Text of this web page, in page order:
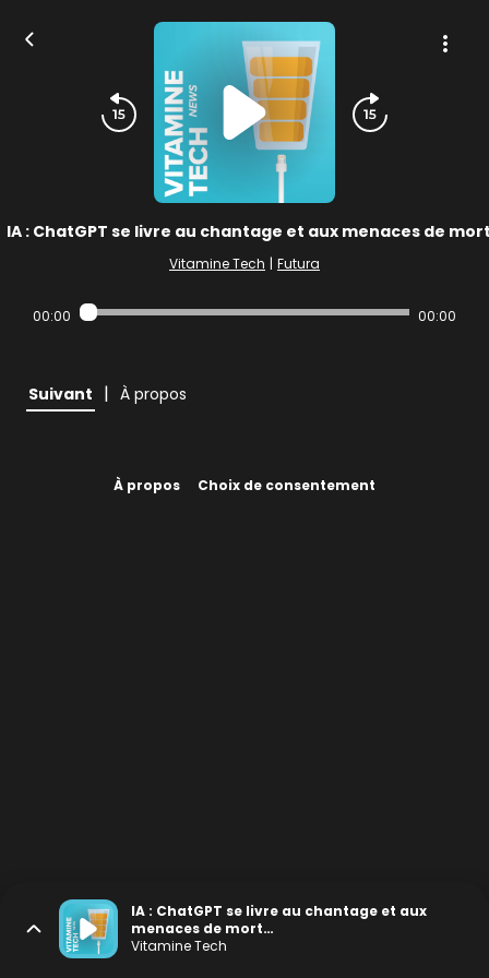
IA : ChatGPT se livre au chantage et aux menaces de
Vitamine Tech | Futura
00:00 00:00
Suivant | À propos
À propos Choix de consentement
IA : ChatGPT se livre au chantage et aux
menaces de mort…
Vitamine Tech